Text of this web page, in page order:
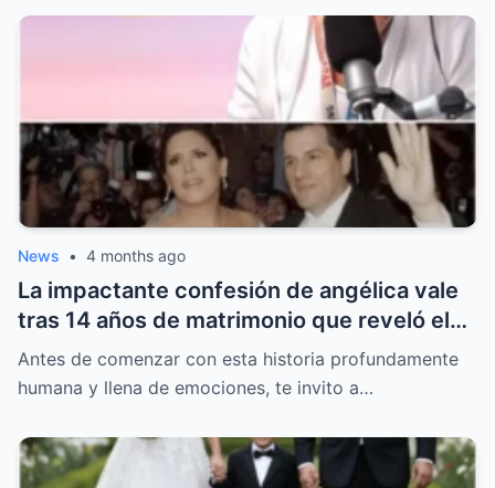
News • 4 months ago
La impactante confesión de angélica vale
tras 14 años de matrimonio que reveló el
verdadero motivo de su divorcio con otto
padrón y dejó a todos en shock.
Antes de comenzar con esta historia profundamente
humana y llena de emociones, te invito a…